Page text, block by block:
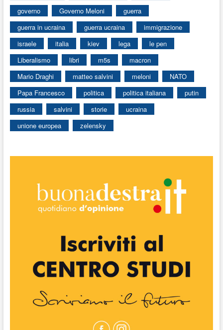
governo
Governo Meloni
guerra
guerra in ucraina
guerra ucraina
immigrazione
israele
italia kiev lega
le pen
Liberalismo
libri m5s
macron
Mario Draghi
matteo salvini meloni
NATO
Papa Francesco
politica politica italiana
putin
russia
salvini storie
ucraina
unione europea
zelensky